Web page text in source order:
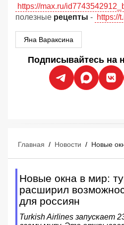
https://max.ru/
полезные рецепты - https://
Яна Вараксина
Подписывайтесь на
Главная / Новости /
Новые окна в мир:
расширил
для россиян
Turkish Airlines запускает